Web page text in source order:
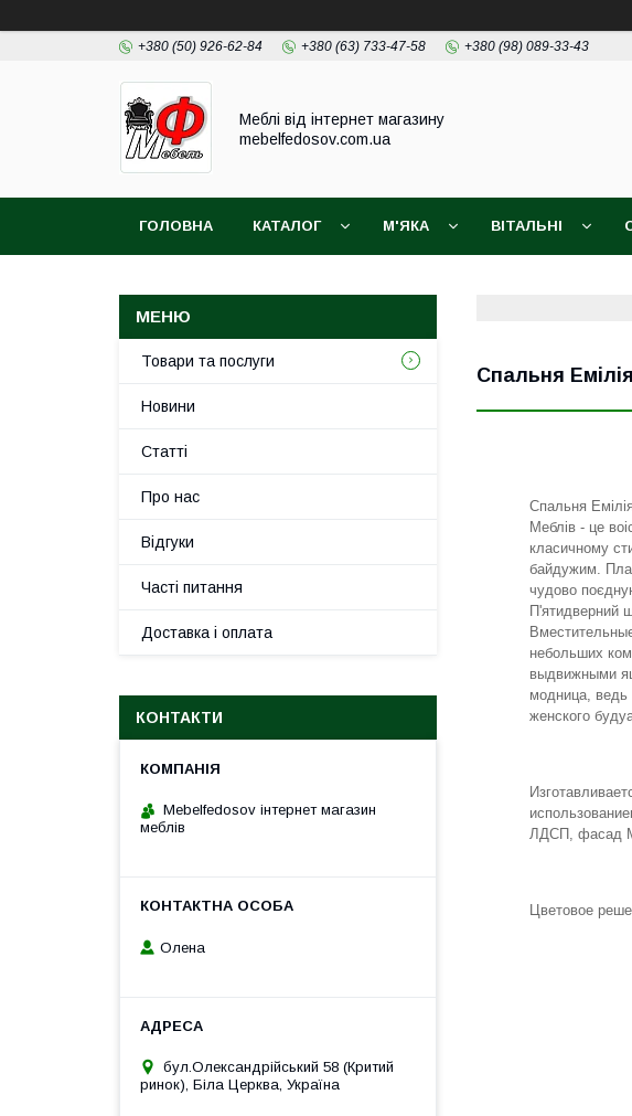
+380 (50) 926-62-84 +380 (63) 733-47-58 +380 (98) 089-33-43
Меблі від інтернет магазину
mebelfedosov.com.ua
ГОЛОВНА КАТАЛОГ М'ЯКА ВІТАЛЬНІ
Спальня
Спальня
Меблів - це
класичному
байдужим.
чудово
П'ятидверний
небольших
выдвижными
модница, ведь
женского
ЛДСП, фасад
Цветовое
Товари та послуги
Новини
Статті
Про нас
Відгуки
Часті питання
Доставка і оплата
КОНТАКТИ
Mebelfedosov інтернет магазин
меблів
Олена
бул.Олександрійський 58 (Критий
ринок), Біла Церква, Україна